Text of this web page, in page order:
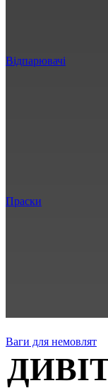
Відпарювачі
Праски
Ваги для немовлят